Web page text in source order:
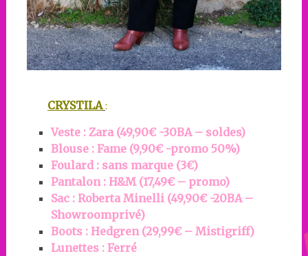
CRYSTILA :
Veste : Zara (49,90€ -30BA – soldes)
Blouse : Fame (9,90€ -promo 50%)
Foulard : sans marque (3€)
Pantalon : H&M (17,49€ – promo)
Sac : Roberta Minelli (49,90€ -20BA –
Showroomprivé)
Boots : Hedgren (29,99€ – Mistigriff)
Lunettes : Ferré